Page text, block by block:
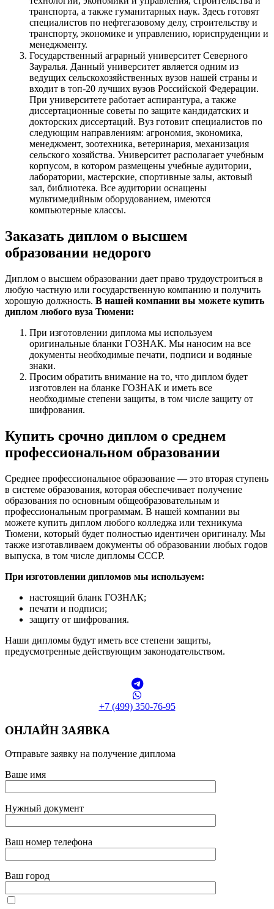
транспорта, а также гуманитарных наук. Здесь готовят
специалистов по нефтегазовому делу, строительству и
транспорту, экономике и управлению, юриспруденции и
менеджменту.
Государственный аграрный университет Северного
Зауралья. Данный университет является одним из
ведущих сельскохозяйственных вузов нашей страны и
входит в топ-20 лучших вузов Российской Федерации.
При университете работает аспирантура, а также
диссертационные советы по защите кандидатских и
докторских диссертаций. Вуз готовит специалистов по
следующим направлениям: агрономия, экономика,
менеджмент, зоотехника, ветеринария, механизация
сельского хозяйства. Университет располагает учебным
корпусом, в котором размещены учебные аудитории,
лаборатории, мастерские, спортивные залы, актовый
зал, библиотека. Все аудитории оснащены
мультимедийным оборудованием, имеются
компьютерные классы.
Заказать диплом о высшем
образовании недорого
Диплом о высшем образовании дает право трудоустроиться в
любую частную или государственную компанию и получить
хорошую должность. В нашей компании вы можете купить
диплом любого вуза Тюмени:
При изготовлении диплома мы используем
оригинальные бланки ГОЗНАК. Мы наносим на все
документы необходимые печати, подписи и водяные
знаки.
Просим обратить внимание на то, что диплом будет
изготовлен на бланке ГОЗНАК и иметь все
необходимые степени защиты, в том числе защиту от
шифрования.
Купить срочно диплом о среднем
профессиональном образовании
Среднее профессиональное образование — это вторая ступень
в системе образования, которая обеспечивает получение
образования по основным общеобразовательным и
профессиональным программам. В нашей компании вы
можете купить диплом любого колледжа или техникума
Тюмени, который будет полностью идентичен оригиналу. Мы
также изготавливаем документы об образовании любых годов
выпуска, в том числе дипломы СССР.
При изготовлении дипломов мы используем:
настоящий бланк ГОЗНАК;
печати и подписи;
защиту от шифрования.
Наши дипломы будут иметь все степени защиты,
предусмотренные действующим законодательством.
+7 (499) 350-76-95
ОНЛАЙН ЗАЯВКА
Отправьте заявку на получение диплома
Ваше имя
Нужный документ
Ваш номер телефона
Ваш город